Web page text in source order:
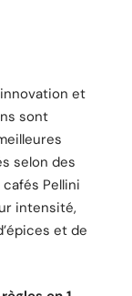
et
sont
selon des
Pellini
intensité,
et de